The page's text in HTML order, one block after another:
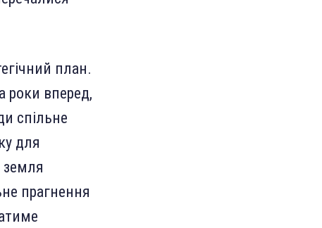
план.
роки вперед,
спільне
для
прагнення